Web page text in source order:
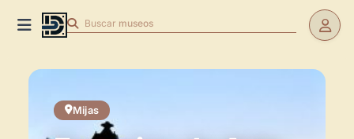
Buscar teatros
Mijas